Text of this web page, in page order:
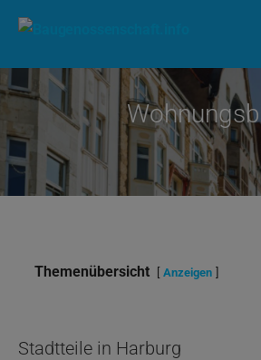
Inhalt
Themenübersicht Anzeigen
Stadtteile in Harburg